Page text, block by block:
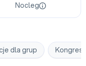
Nocleg
dla grup Kongresy